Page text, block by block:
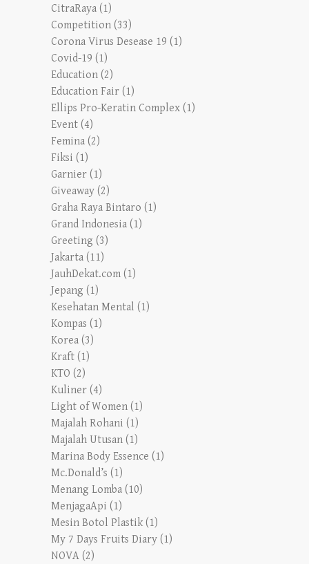
CitraRaya (1)
Competition (33)
Corona Virus Desease 19 (1)
Covid-19 (1)
Education (2)
Education Fair (1)
Ellips Pro-Keratin Complex (1)
Event (4)
Femina (2)
Fiksi (1)
Garnier (1)
Giveaway (2)
Graha Raya Bintaro (1)
Grand Indonesia (1)
Greeting (3)
Jakarta (11)
JauhDekat.com (1)
Jepang (1)
Kesehatan Mental (1)
Kompas (1)
Korea (3)
Kraft (1)
KTO (2)
Kuliner (4)
Light of Women (1)
Majalah Rohani (1)
Majalah Utusan (1)
Marina Body Essence (1)
Mc.Donald’s (1)
Menang Lomba (10)
MenjagaApi (1)
Mesin Botol Plastik (1)
My 7 Days Fruits Diary (1)
NOVA (2)